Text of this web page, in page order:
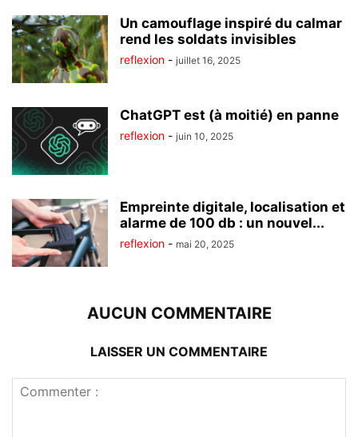
Un camouflage inspiré du calmar
rend les soldats invisibles
reflexion - juillet 16, 2025
ChatGPT est (à moitié) en panne
reflexion - juin 10, 2025
Empreinte digitale, localisation et
alarme de 100 db : un nouvel...
reflexion - mai 20, 2025
AUCUN COMMENTAIRE
LAISSER UN COMMENTAIRE